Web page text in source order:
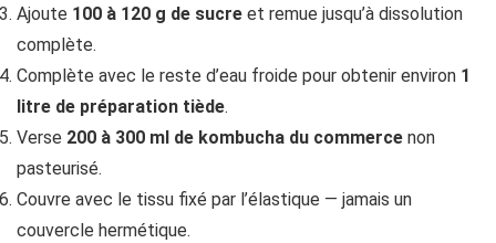
Ajoute 100 à 120 g de sucre et remue jusqu’à dissolution
complète.
Complète avec le reste d’eau froide pour obtenir environ 1
litre de préparation tiède.
Verse 200 à 300 ml de kombucha du commerce non
pasteurisé.
Couvre avec le tissu fixé par l’élastique — jamais un
couvercle hermétique.